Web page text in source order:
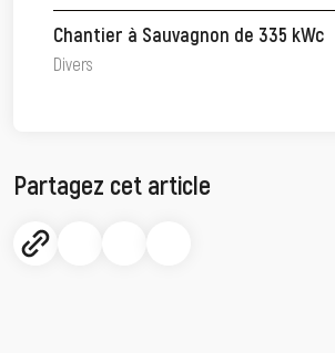
Chantier à Sauvagnon de 335 kWc
Divers
Partagez cet article